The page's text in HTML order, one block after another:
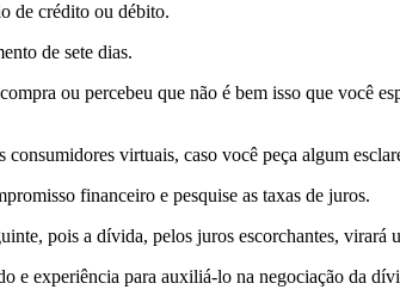
de crédito ou débito.
de sete dias.
ou percebeu que não é bem isso que você
virtuais, caso você peça algum
financeiro e pesquise as taxas de juros.
pois a dívida, pelos juros escorchantes, virará
e experiência para auxiliá-lo na negociação da